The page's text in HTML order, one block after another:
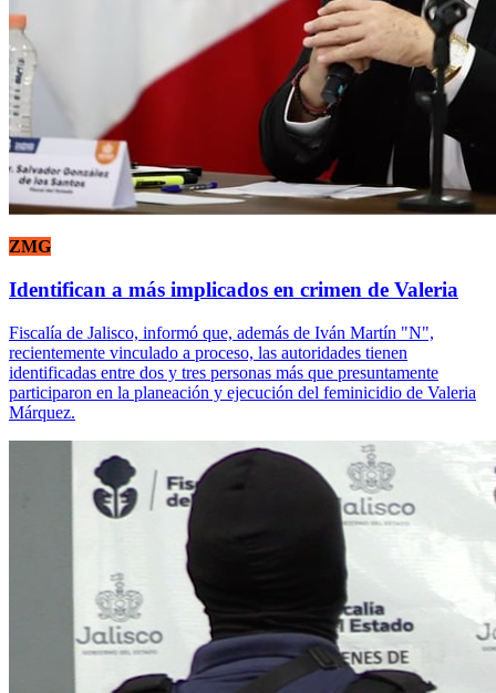
ZMG
Identifican a más implicados en crimen de Valeria
Fiscalía de Jalisco, informó que, además de Iván Martín "N",
recientemente vinculado a proceso, las autoridades tienen
identificadas entre dos y tres personas más que presuntamente
participaron en la planeación y ejecución del feminicidio de Valeria
Márquez.